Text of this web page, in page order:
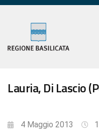
Lauria, Di Lascio
4 Maggio 2013